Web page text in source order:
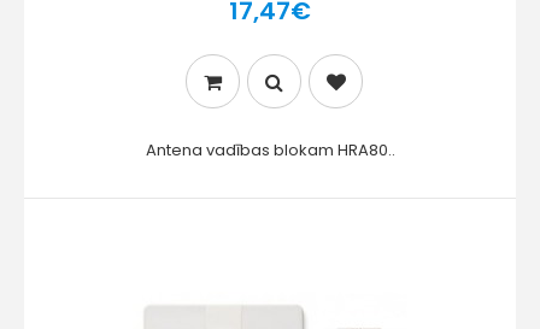
17,47€
Antena vadības blokam HRA80..